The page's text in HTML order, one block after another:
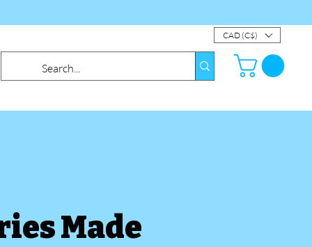
CAD (C$)
Made